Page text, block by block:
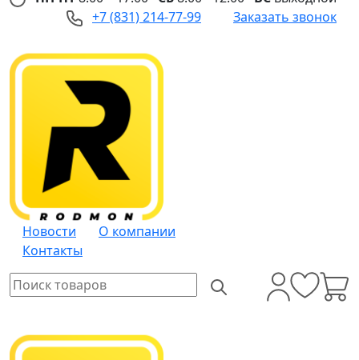
+7 (831) 214-77-99
Заказать звонок
Новости
О компании
Контакты